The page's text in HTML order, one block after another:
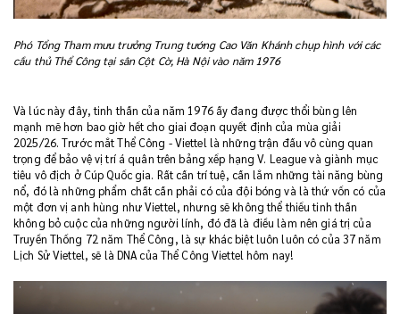
Phó Tổng Tham mưu trưởng Trung tướng Cao Văn Khánh chụp hình với các
cầu thủ Thể Công tại sân Cột Cờ, Hà Nội vào năm 1976
Và lúc này đây, tinh thần của năm 1976 ấy đang được thổi bùng lên
mạnh mẽ hơn bao giờ hết cho giai đoạn quyết định của mùa giải
2025/26. Trước mắt Thể Công - Viettel là những trận đấu vô cùng quan
trọng để bảo vệ vị trí á quân trên bảng xếp hạng V. League và giành mục
tiêu vô địch ở Cúp Quốc gia. Rất cần trí tuệ, cần lắm những tài năng bùng
nổ, đó là những phẩm chất cần phải có của đội bóng và là thứ vốn có của
một đơn vị anh hùng như Viettel, nhưng sẽ không thể thiếu tinh thần
không bỏ cuộc của những người lính, đó đã là điều làm nên giá trị của
Truyền Thống 72 năm Thể Công, là sự khác biệt luôn luôn có của 37 năm
Lịch Sử Viettel, sẽ là DNA của Thể Công Viettel hôm nay!